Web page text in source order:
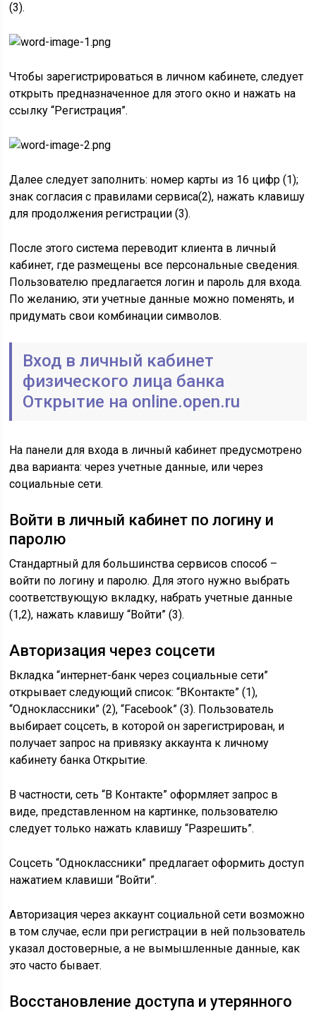
(3).
Чтобы зарегистрироваться в личном кабинете, следует
открыть предназначенное для этого окно и нажать на
ссылку “Регистрация”.
Далее следует заполнить: номер карты из 16 цифр (1);
знак согласия с правилами сервиса(2), нажать клавишу
для продолжения регистрации (3).
После этого система переводит клиента в личный
кабинет, где размещены все персональные сведения.
Пользователю предлагается логин и пароль для входа.
По желанию, эти учетные данные можно поменять, и
придумать свои комбинации символов.
Вход в личный кабинет
физического лица банка
Открытие на online.open.ru
На панели для входа в личный кабинет предусмотрено
два варианта: через учетные данные, или через
социальные сети.
Войти в личный кабинет по логину и
паролю
Стандартный для большинства сервисов способ –
войти по логину и паролю. Для этого нужно выбрать
соответствующую вкладку, набрать учетные данные
(1,2), нажать клавишу “Войти” (3).
Авторизация через соцсети
Вкладка “интернет-банк через социальные сети”
открывает следующий список: “ВКонтакте” (1),
“Одноклассники” (2), “Facebook” (3). Пользователь
выбирает соцсеть, в которой он зарегистрирован, и
получает запрос на привязку аккаунта к личному
кабинету банка Открытие.
В частности, сеть “В Контакте” оформляет запрос в
виде, представленном на картинке, пользователю
следует только нажать клавишу “Разрешить”.
Соцсеть “Одноклассники” предлагает оформить доступ
нажатием клавиши “Войти”.
Авторизация через аккаунт социальной сети возможно
в том случае, если при регистрации в ней пользователь
указал достоверные, а не вымышленные данные, как
это часто бывает.
Восстановление доступа и утерянного